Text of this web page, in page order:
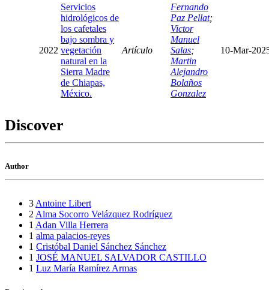
2022
Servicios
hidrológicos de
los cafetales
bajo sombra y
vegetación
natural en la
Sierra Madre
de Chiapas,
México.
Artículo
Fernando
Paz Pellat;
Victor
Manuel
Salas;
Martin
Alejandro
Bolaños
Gonzalez
10-Mar-
Discover
Author
3Antoine Libert
2Alma Socorro Velázquez Rodríguez
1 Adan Villa Herrera
1 alma palacios-reyes
1 Cristóbal Daniel Sánchez Sánchez
1 JOSÉ MANUEL SALVADOR CASTILLO
1 Luz María Ramírez Armas